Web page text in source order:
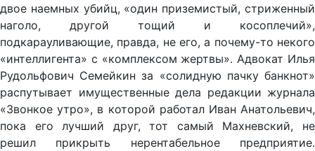
двое наемных убийц, «один приземистый, стриженный
наголо, другой тощий и косоплечий»,
подкарауливающие, правда, не его, а почему-то некого
«интеллигента» с «комплексом жертвы». Адвокат Илья
Рудольфович Семейкин за «солидную пачку банкнот»
распутывает имущественные дела редакции журнала
«Звонкое утро», в которой работал Иван Анатольевич,
пока его лучший друг, тот самый Махневский, не
решил прикрыть нерентабельное предприятие.